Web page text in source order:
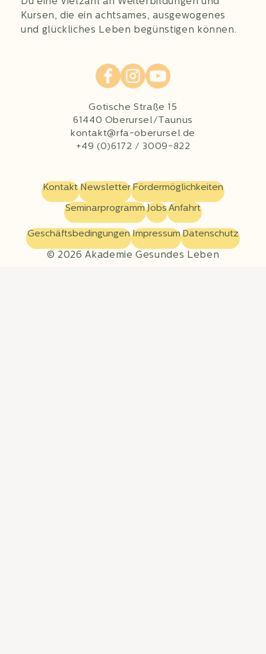
Kontakt Newsletter Fördermöglichkeiten
Seminarprogramm Jobs Anfahrt
Gotische Straße 15
61440 Oberursel/Taunus
kontakt@rfa-oberursel.de
+49 (0)6172 / 3009-822
Kursen, die ein achtsames, ausgewogenes
und glückliches Leben begünstigen können.
© 2026 Akademie Gesundes Leben
Geschäftsbedingungen Impressum Datenschutz